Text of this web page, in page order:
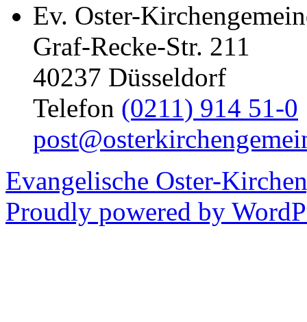
Ev. Oster-
Graf-Recke-Str. 211
40237 Düsseldorf
Telefon (0211) 914 51-0
Evangelische Oster-
Proudly powered by